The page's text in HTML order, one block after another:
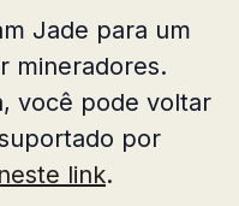
Jade para um
mineradores.
você pode voltar
por
link.